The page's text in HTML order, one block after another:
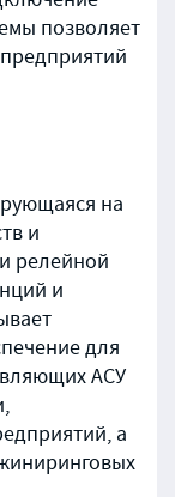
позволяет
на
и
релейной
и
для
АСУ
а